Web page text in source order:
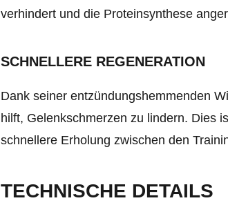
verhindert und die Proteinsynthese
SCHNELLERE REGENERATION
Dank seiner entzündungshemmenden
hilft, Gelenkschmerzen zu lindern. Dies
schnellere Erholung zwischen den
TECHNISCHE DETAILS